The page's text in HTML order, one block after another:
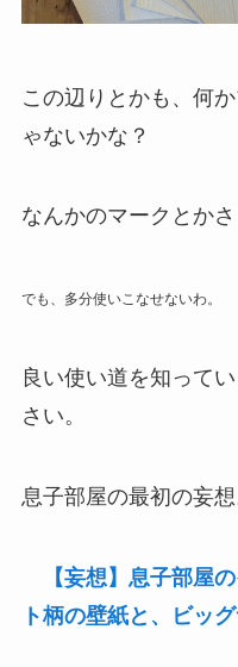
この辺りとかも、何
ゃないかな？
なんかのマークとか
でも、多分使いこなせないわ。
良い使い道を知って
さい。
息子部屋の最初の妄想
【妄想】息子部屋
ト柄の壁紙と、ビッ